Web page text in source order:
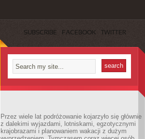
SUBSCRIBE FACEBOOK TWITTER
Przez wiele lat podróżowanie kojarzyło się głównie
z dalekimi wyjazdami, lotniskami, egzotycznymi
krajobrazami i planowaniem wakacji z dużym